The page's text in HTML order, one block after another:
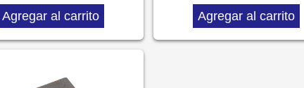
Agregar al carrito Agregar al carrito